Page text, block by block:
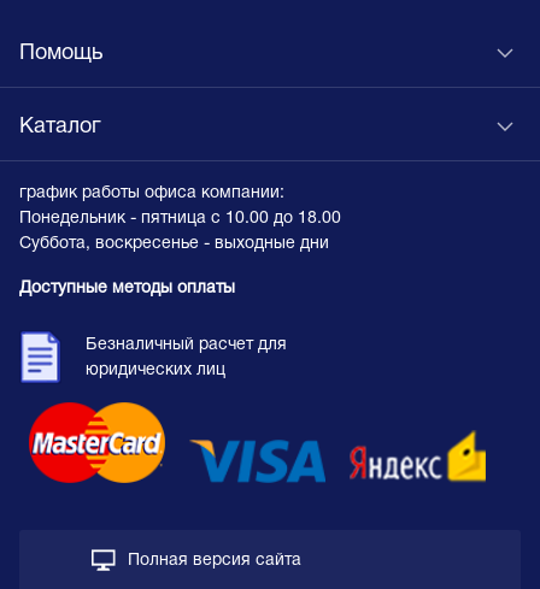
Помощь
Каталог
график работы офиса компании:
Понедельник - пятница с 10.00 до 18.00
Суббота, воскресенье - выходные дни
Доступные методы оплаты
Безналичный расчет для
юридических лиц
Полная версия сайта